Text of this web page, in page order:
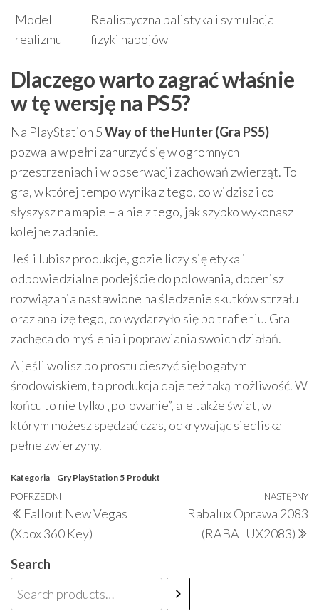
Model
realizmu
Realistyczna balistyka i symulacja
fizyki nabojów
Dlaczego warto zagrać właśnie
w tę wersję na PS5?
Na PlayStation 5Way of the Hunter (Gra PS5)
pozwala w pełni zanurzyć się w ogromnych
przestrzeniach i w obserwacji zachowań zwierząt. To
gra, w której tempo wynika z tego, co widzisz i co
słyszysz na mapie – a nie z tego, jak szybko wykonasz
kolejne zadanie.
Jeśli lubisz produkcje, gdzie liczy się etyka i
odpowiedzialne podejście do polowania, docenisz
rozwiązania nastawione na śledzenie skutków strzału
oraz analizę tego, co wydarzyło się po trafieniu. Gra
zachęca do myślenia i poprawiania swoich działań.
A jeśli wolisz po prostu cieszyć się bogatym
środowiskiem, ta produkcja daje też taką możliwość. W
końcu to nie tylko „polowanie”, ale także świat, w
którym możesz spędzać czas, odkrywając siedliska
pełne zwierzyny.
Kategoria Gry PlayStation 5 Produkt
Nawigacja
wpisu
Poprzedni
wpis
POPRZEDNI
Fallout New Vegas
(Xbox 360 Key)
NASTĘPNY
Rabalux Oprawa 2083
(RABALUX2083)
Search